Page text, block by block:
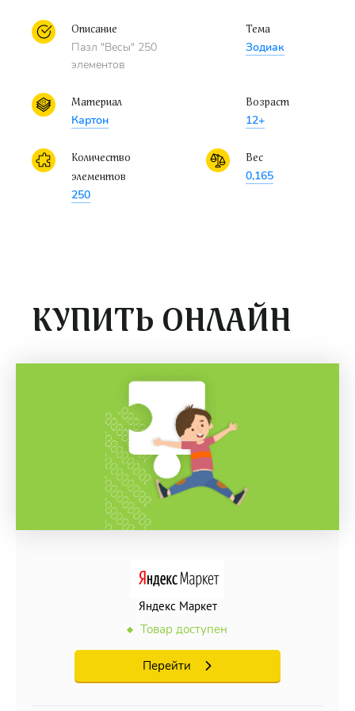
удовольствия и позитивных эмоций своему
обладателю!
Описание
Пазл "Весы" 250
элементов
Тема
Зодиак
Материал
Картон
Возраст
12+
Количество
элементов
250
Вес
0,165
КУПИТЬ ОНЛАЙН
Яндекс Маркет
Товар доступен
Перейти